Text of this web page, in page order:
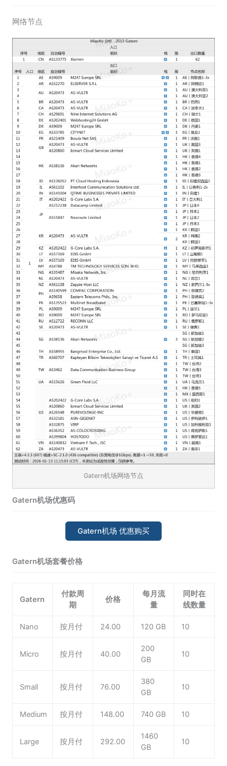
网络节点
Gatern机场网络节点
Gatern机场优惠码
Gatern机场 优惠购买
Gatern机场套餐价格
Gatern
付款周
期
价格
每月流
量
同时在
线数量
Nano 按月付 24.00 120 GB 10
Micro 按月付 40.00
200
GB
10
Small 按月付 76.00
380
GB
10
Medium 按月付 148.00 740 GB 10
Large 按月付 292.00
1460
GB
10